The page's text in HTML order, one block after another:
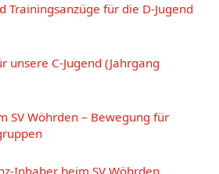
Trainingsanzüge für die D-Jugend
unsere C-Jugend (Jahrgang
SV Wöhrden – Bewegung für
Inhaber beim SV Wöhrden